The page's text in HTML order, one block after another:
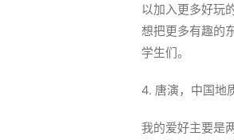
以加入更多好玩
想把更多有趣的
学生们。
4. 唐演，中国地
我的爱好主要是